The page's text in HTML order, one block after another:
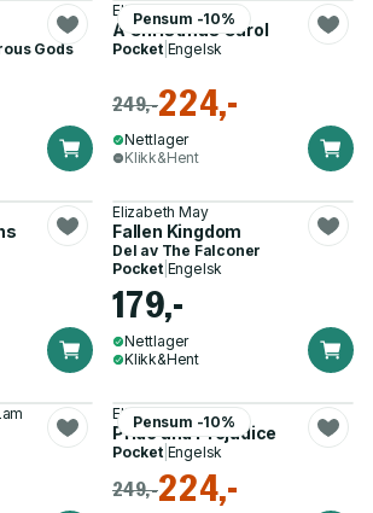
Gods
Pensum -10%
Elizabeth May
A Christmas Carol
Pocket| Engelsk
249,-224,-
Nettlager
Klikk&Hent
Elizabeth May
Fallen Kingdom
Del av The Falconer
Pocket| Engelsk
179,-
Nettlager
Klikk&Hent
Pensum -10%
Elizabeth May
Pride and Prejudice
Pocket| Engelsk
249,-224,-